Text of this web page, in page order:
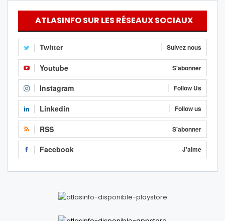
ATLASINFO SUR LES RÉSEAUX SOCIAUX
Twitter Suivez nous
Youtube S'abonner
Instagram Follow Us
Linkedin Follow us
RSS S'abonner
Facebook J'aime